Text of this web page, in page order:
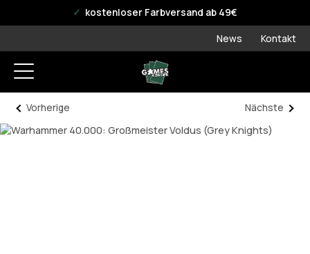
offizieller WPN Storekostenloser Farbversand ab 49€
News Kontakt
Vorherige Nächste